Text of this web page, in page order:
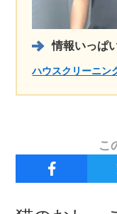
情報いっぱ
ハウスクリーニン
こ